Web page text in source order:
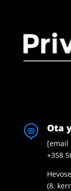
 Ota
[email
+358
(8.